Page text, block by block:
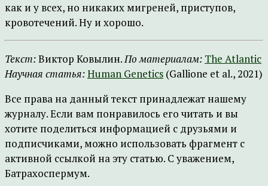
как и у всех, но никаких мигреней, приступов,
кровотечений. Ну и хорошо.
Текст:Виктор Ковылин.По материалам: The Atlantic
Научная статья:Human Genetics (Gallione et al., 2021)
Все права на данный текст принадлежат нашему
журналу. Если вам понравилось его читать и вы
хотите поделиться информацией с друзьями и
подписчиками, можно использовать фрагмент с
активной ссылкой на эту статью. С уважением,
Батрахоспермум.